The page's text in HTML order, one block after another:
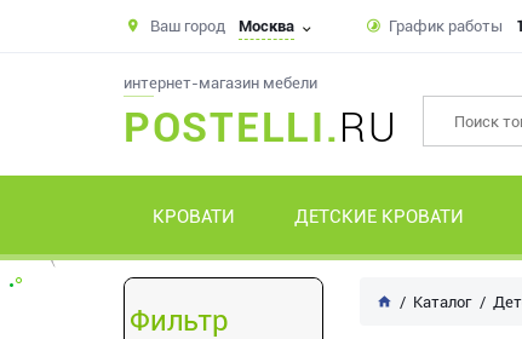
Ваш город Москва График работы
интернет-магазин мебели
POSTELLI.RU
КРОВАТИ ДЕТСКИЕ КРОВАТИ
Фильтр
Каталог